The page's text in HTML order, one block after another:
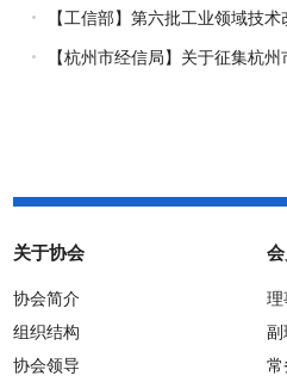
报工作的通知
【工信部】第六批工业领域技
报工作启动
【杭州市经信局】关于征集杭
关于协会
协会简介
组织结构
协会领导
理
副
常